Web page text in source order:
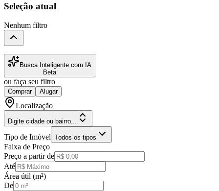
Seleção atual
Nenhum filtro
Busca Inteligente com IA
Beta
ou faça seu filtro
Comprar Alugar
Localização
Digite cidade ou bairro...
Tipo de Imóvel Todos os tipos
Faixa de Preço
Preço a partir de
Até
Área útil (m²)
De